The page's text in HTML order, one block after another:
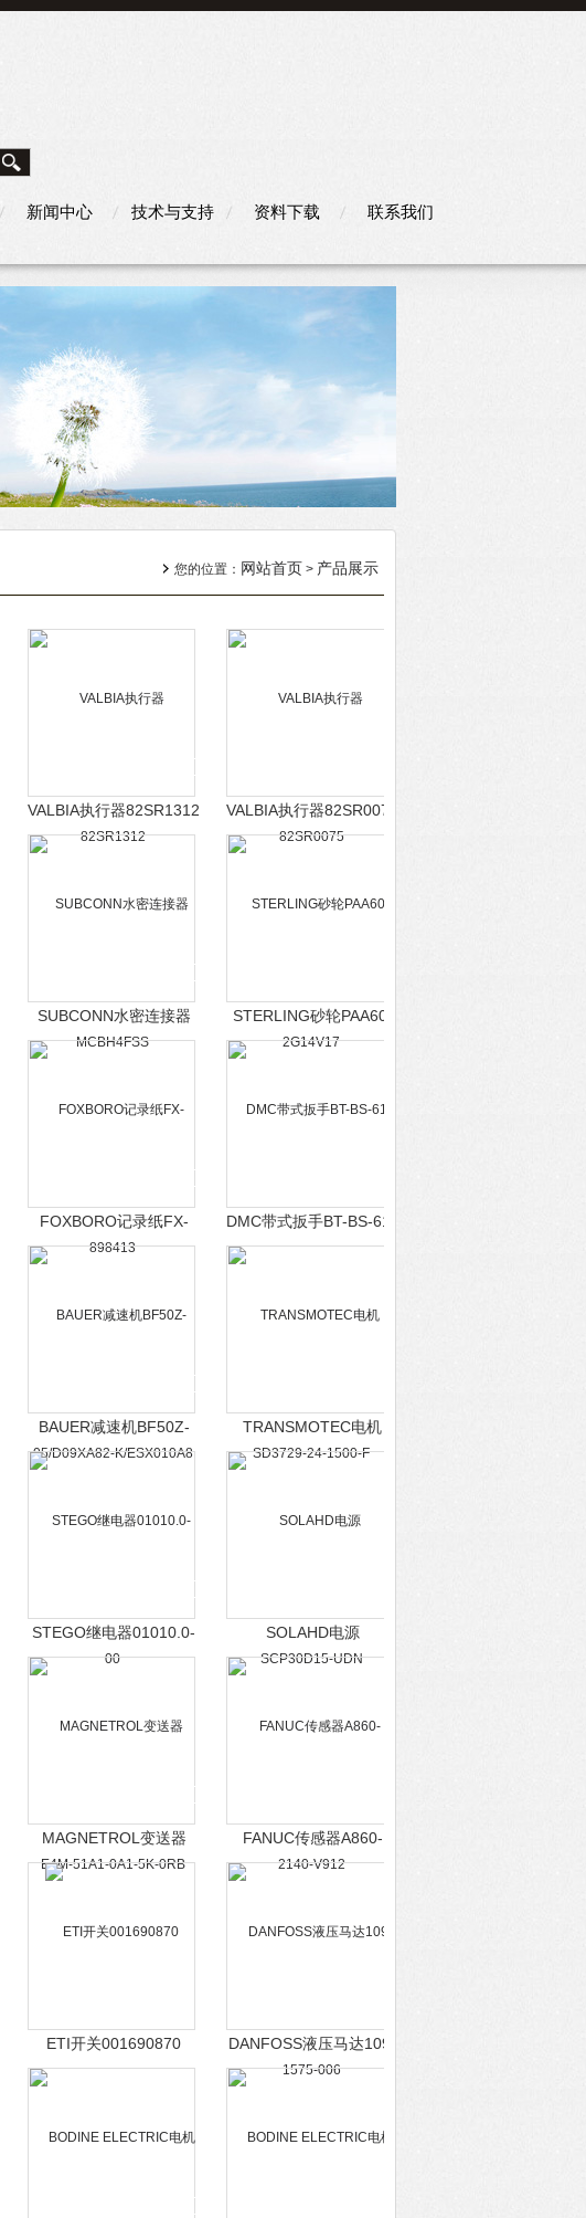
新闻中心 技术与支持 资料下载 联系我们
您的位置： 网站首页 > 产品展示
VALBIA执行器82SR1312 VALBIA执行器82SR0075
SUBCONN水密连接器
MCBH4FSS
STERLING砂轮PAA60-
2G14V17
FOXBORO记录纸FX-
898413
DMC带式扳手BT-BS-611
BAUER减速机BF50Z-
05/D09XA82-
TRANSMOTEC电机
SD3729-24-1500-F
STEGO继电器01010.0-
00
SOLAHD电源
SCP30D15-UDN
MAGNETROL变送器
E4M-51A1-0A1-5K-0RB
FANUC传感器A860-
2140-V912
ETI开关001690870
DANFOSS液压马达109-
1575-006